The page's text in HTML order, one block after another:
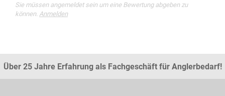
Sie müssen angemeldet sein um eine Bewertung abgeben zu
können. Anmelden
Über 25 Jahre Erfahrung als Fachgeschäft für Anglerbedarf!